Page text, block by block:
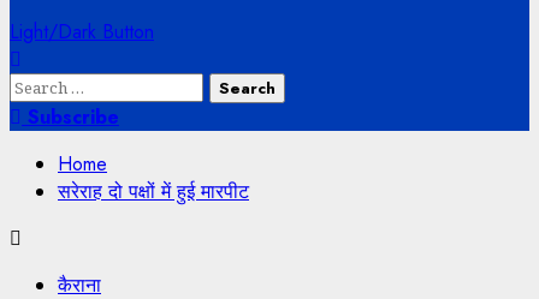
Light/Dark Button
Search
for:Subscribe
Home
सरेराह दो पक्षों में हुई मारपीट
कैराना